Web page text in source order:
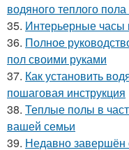
водяного теплого
35. Интерьерные часы
36. Полное
пол своими руками
37. Как установить
пошаговая инструкция
38. Теплые полы в
вашей семьи
39. Недавно завершён